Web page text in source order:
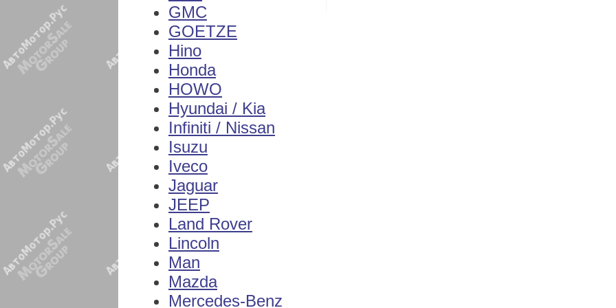
GMC
GOETZE
Hino
Honda
HOWO
Hyundai / Kia
Infiniti / Nissan
Isuzu
Iveco
Jaguar
JEEP
Land Rover
Lincoln
Man
Mazda
Mercedes-Benz